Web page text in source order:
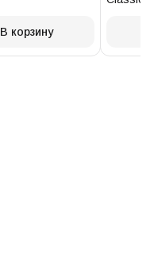
В корзину